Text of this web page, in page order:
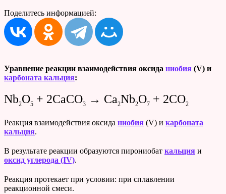
Поделитесь информацией:
Уравнение реакции взаимодействия оксида ниобия (V) и
карбоната кальция:
Nb2O5 + 2CaCO3 → Ca2Nb2O7 + 2CO2
Реакция взаимодействия оксида ниобия (V) и карбоната
кальция.
В результате реакции образуются пирониобат кальция и
оксид углерода (IV).
Реакция протекает при условии: при сплавлении
реакционной смеси.